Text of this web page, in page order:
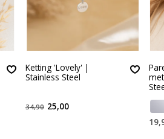
Ketting 'Lovely' |
Stainless Steel
34,90 25,00